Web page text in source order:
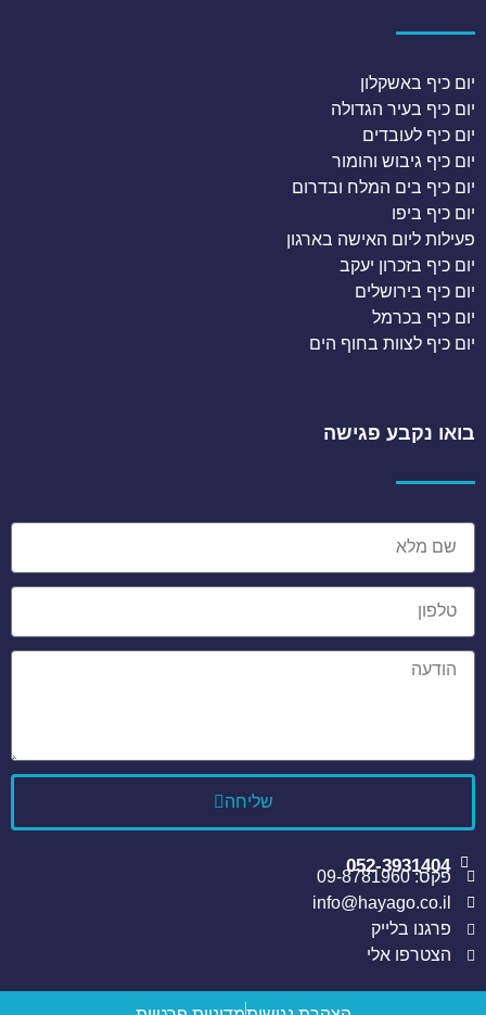
יום כיף באשקלון
יום כיף בעיר הגדולה
יום כיף לעובדים
יום כיף גיבוש והומור
יום כיף בים המלח ובדרום
יום כיף ביפו
פעילות ליום האישה בארגון
יום כיף בזכרון יעקב
יום כיף בירושלים
יום כיף בכרמל
יום כיף לצוות בחוף הים
בואו נקבע פגישה
שליחה
052-3931404
פקס: 09-8781960
info@hayago.co.il
פרגנו בלייק
הצטרפו אלי